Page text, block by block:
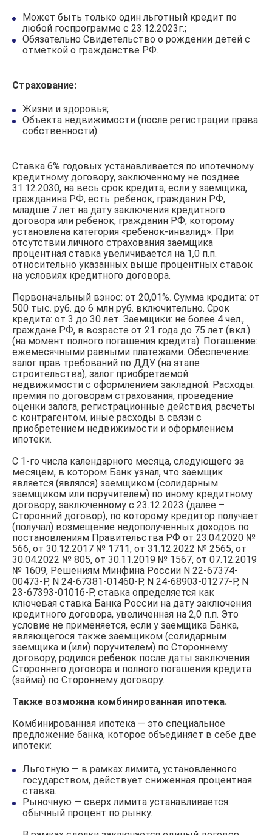
Может быть только один льготный кредит по
любой госпрограмме с 23.12.2023г.;
Обязательно Свидетельство о рождении детей с
отметкой о гражданстве РФ.
Страхование:
Жизни и здоровья;
Объекта недвижимости (после регистрации права
собственности).
Ставка 6% годовых устанавливается по ипотечному
кредитному договору, заключенному не позднее
31.12.2030, на весь срок кредита, если у заемщика,
гражданина РФ, есть: ребенок, гражданин РФ,
младше 7 лет на дату заключения кредитного
договора или ребенок, гражданин РФ, которому
установлена категория «ребенок-инвалид». При
отсутствии личного страхования заемщика
процентная ставка увеличивается на 1,0 п.п.
относительно указанных выше процентных ставок
на условиях кредитного договора.
Первоначальный взнос: от 20,01%. Сумма кредита: от
500 тыс. руб. до 6 млн руб. включительно. Срок
кредита: от 3 до 30 лет. Заемщики: не более 4 чел.,
граждане РФ, в возрасте от 21 года до 75 лет (вкл.)
(на момент полного погашения кредита). Погашение:
ежемесячными равными платежами. Обеспечение:
залог прав требований по ДДУ (на этапе
строительства), залог приобретаемой
недвижимости с оформлением закладной. Расходы:
премия по договорам страхования, проведение
оценки залога, регистрационные действия, расчеты
с контрагентом, иные расходы в связи с
приобретением недвижимости и оформлением
ипотеки.
С 1-го числа календарного месяца, следующего за
месяцем, в котором Банк узнал, что заемщик
является (являлся) заемщиком (солидарным
заемщиком или поручителем) по иному кредитному
договору, заключенному с 23.12.2023 (далее –
Сторонний договор), по которому кредитор получает
(получал) возмещение недополученных доходов по
постановлениям Правительства РФ от 23.04.2020 №
566, от 30.12.2017 № 1711, от 31.12.2022 № 2565, от
30.04.2022 № 805, от 30.11.2019 № 1567, от 07.12.2019
№ 1609, Решениям Минфина России N 22-67374-
00473-Р, N 24-67381-01460-Р, N 24-68903-01277-Р, N
23-67393-01016-Р, ставка определяется как
ключевая ставка Банка России на дату заключения
кредитного договора, увеличенная на 2,0 п.п. Это
условие не применяется, если у заемщика Банка,
являющегося также заемщиком (солидарным
заемщика и (или) поручителем) по Стороннему
договору, родился ребенок после даты заключения
Стороннего договора и полного погашения кредита
(займа) по Стороннему договору.
Также возможна комбинированная ипотека.
Комбинированная ипотека — это специальное
предложение банка, которое объединяет в себе две
ипотеки:
Льготную — в рамках лимита, установленного
государством, действует сниженная процентная
ставка.
Рыночную — сверх лимита устанавливается
обычный процент по рынку.